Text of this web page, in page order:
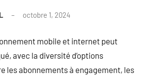
octobre 1, 2024
mobile et internet peut
avec la diversité d’options
les abonnements à engagement, les